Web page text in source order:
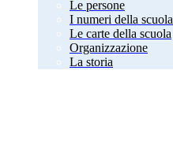
Le persone
I numeri della scuola
Le carte della scuola
Organizzazione
La storia